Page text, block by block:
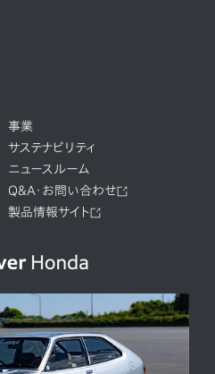
事業
サステナビリティ
ニュースルーム
Q&A・お問い合わせ
製品情報サイト